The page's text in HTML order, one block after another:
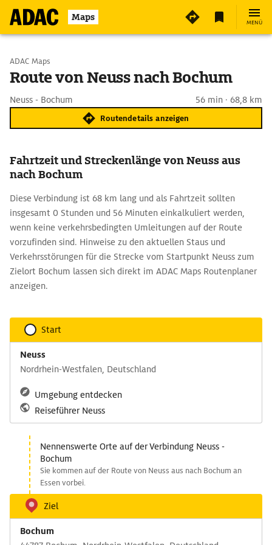
Maps MENÜ
Start wählen
ADAC Maps
Route von Neuss nach Bochum
Neuss - Bochum 56 min · 68,8 km
Routendetails anzeigen
Fahrtzeit und Streckenlänge von Neuss aus
nach Bochum
Diese Verbindung ist 68 km lang und als Fahrtzeit sollten
insgesamt 0 Stunden und 56 Minuten einkalkuliert werden,
wenn keine verkehrsbedingten Umleitungen auf der Route
vorzufinden sind. Hinweise zu den aktuellen Staus und
Verkehrsstörungen für die Strecke vom Startpunkt Neuss zum
Zielort Bochum lassen sich direkt im ADAC Maps Routenplaner
anzeigen.
Start
Neuss
Nordrhein-Westfalen, Deutschland
Umgebung entdecken
Reiseführer Neuss
Nennenswerte Orte auf der Verbindung Neuss -
Bochum
Sie kommen auf der Route von Neuss aus nach Bochum an
Essen vorbei.
Ziel
Bochum